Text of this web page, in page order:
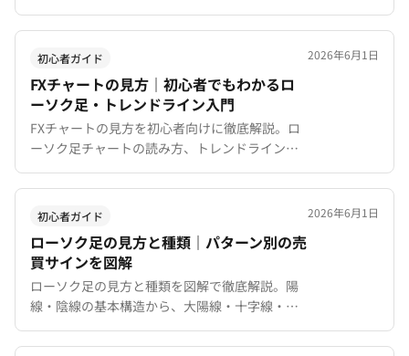
ション決済、チャート操作、インジケーターの
追加、スマホアプリの使い方まで操作手順を網
羅。
初心者ガイド
FXチャートの見方｜初心者でもわかるロ
ーソク足・トレンドライン入門
FXチャートの見方を初心者向けに徹底解説。ロ
ーソク足チャートの読み方、トレンドラインの
引き方、時間足の使い分け、移動平均線の基本
まで図解でわかりやすく紹介。MT4/MT5でのチ
ャート分析入門ガイド。
2026年6月1日
初心者ガイド
ローソク足の見方と種類｜パターン別の売
買サインを図解
ローソク足の見方と種類を図解で徹底解説。陽
線・陰線の基本構造から、大陽線・十字線・包
み足・はらみ足など代表的なパターンの売買シ
グナルまで初心者向けにわかりやすく紹介しま
2026年6月1日